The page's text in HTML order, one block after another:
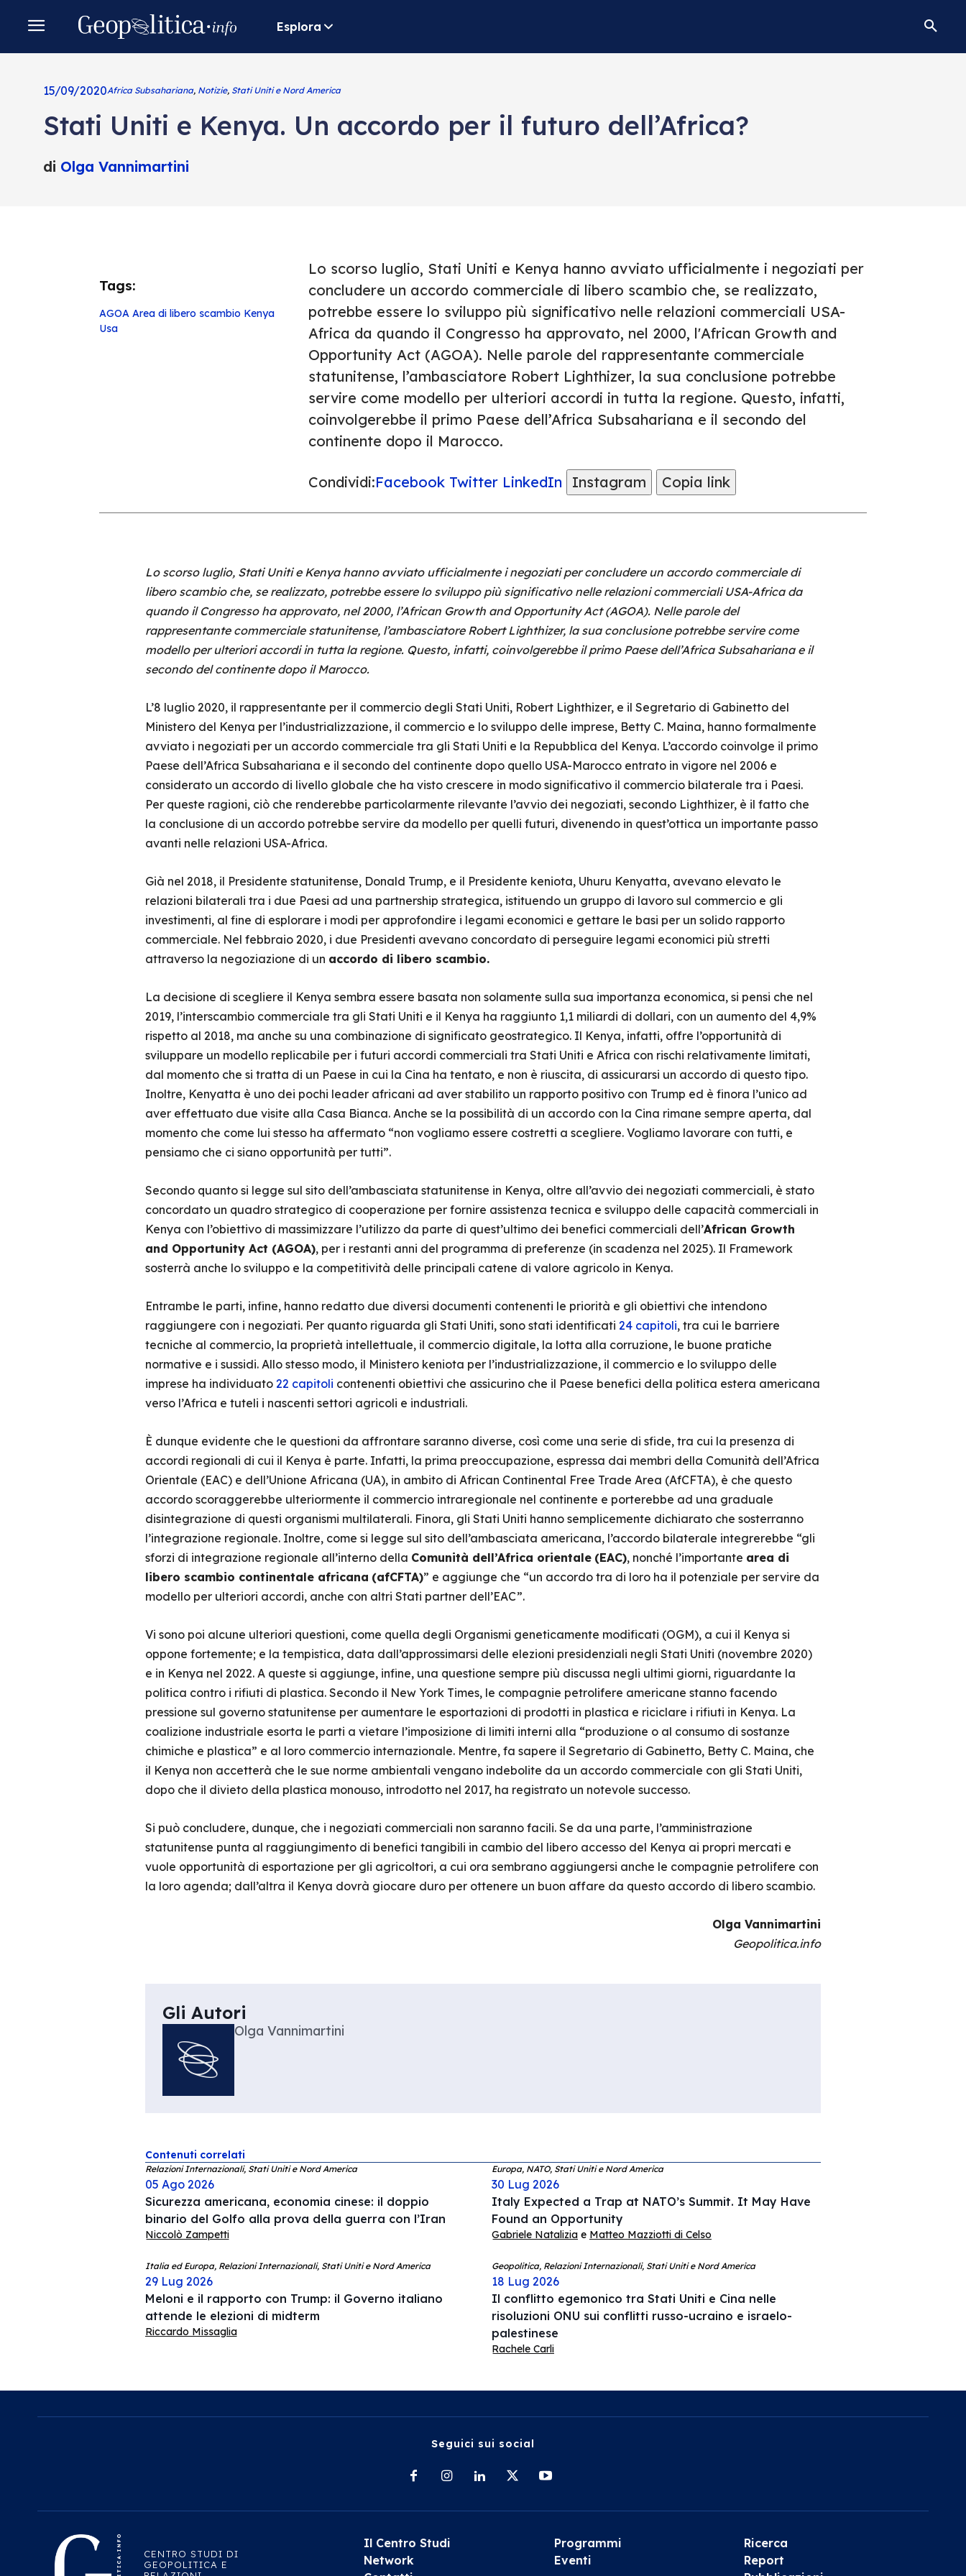
Esplora
15/09/2020Africa Subsahariana, Notizie, Stati Uniti e Nord America
Stati Uniti e Kenya. Un accordo per il futuro dell’Africa?
di Olga Vannimartini
Tags:
AGOA Area di libero scambio Kenya
Usa
Lo scorso luglio, Stati Uniti e Kenya hanno avviato ufficialmente i negoziati per
concludere un accordo commerciale di libero scambio che, se realizzato,
potrebbe essere lo sviluppo più significativo nelle relazioni commerciali USA-
Africa da quando il Congresso ha approvato, nel 2000, l'African Growth and
Opportunity Act (AGOA). Nelle parole del rappresentante commerciale
statunitense, l’ambasciatore Robert Lighthizer, la sua conclusione potrebbe
servire come modello per ulteriori accordi in tutta la regione. Questo, infatti,
coinvolgerebbe il primo Paese dell’Africa Subsahariana e il secondo del
continente dopo il Marocco.
Condividi:Facebook Twitter LinkedIn Instagram Copia link
Lo scorso luglio, Stati Uniti e Kenya hanno avviato ufficialmente i negoziati per concludere un accordo commerciale di
libero scambio che, se realizzato, potrebbe essere lo sviluppo più significativo nelle relazioni commerciali USA-Africa da
quando il Congresso ha approvato, nel 2000, l’African Growth and Opportunity Act (AGOA). Nelle parole del
rappresentante commerciale statunitense, l’ambasciatore Robert Lighthizer, la sua conclusione potrebbe servire come
modello per ulteriori accordi in tutta la regione. Questo, infatti, coinvolgerebbe il primo Paese dell’Africa Subsahariana e il
secondo del continente dopo il Marocco.
L’8 luglio 2020, il rappresentante per il commercio degli Stati Uniti, Robert Lighthizer, e il Segretario di Gabinetto del
Ministero del Kenya per l’industrializzazione, il commercio e lo sviluppo delle imprese, Betty C. Maina, hanno formalmente
avviato i negoziati per un accordo commerciale tra gli Stati Uniti e la Repubblica del Kenya. L’accordo coinvolge il primo
Paese dell’Africa Subsahariana e il secondo del continente dopo quello USA-Marocco entrato in vigore nel 2006 e
considerato un accordo di livello globale che ha visto crescere in modo significativo il commercio bilaterale tra i Paesi.
Per queste ragioni, ciò che renderebbe particolarmente rilevante l’avvio dei negoziati, secondo Lighthizer, è il fatto che
la conclusione di un accordo potrebbe servire da modello per quelli futuri, divenendo in quest’ottica un importante passo
avanti nelle relazioni USA-Africa.
Già nel 2018, il Presidente statunitense, Donald Trump, e il Presidente keniota, Uhuru Kenyatta, avevano elevato le
relazioni bilaterali tra i due Paesi ad una partnership strategica, istituendo un gruppo di lavoro sul commercio e gli
investimenti, al fine di esplorare i modi per approfondire i legami economici e gettare le basi per un solido rapporto
commerciale. Nel febbraio 2020, i due Presidenti avevano concordato di perseguire legami economici più stretti
attraverso la negoziazione di un accordo di libero scambio.
La decisione di scegliere il Kenya sembra essere basata non solamente sulla sua importanza economica, si pensi che nel
2019, l’interscambio commerciale tra gli Stati Uniti e il Kenya ha raggiunto 1,1 miliardi di dollari, con un aumento del 4,9%
rispetto al 2018, ma anche su una combinazione di significato geostrategico. Il Kenya, infatti, offre l’opportunità di
sviluppare un modello replicabile per i futuri accordi commerciali tra Stati Uniti e Africa con rischi relativamente limitati,
dal momento che si tratta di un Paese in cui la Cina ha tentato, e non è riuscita, di assicurarsi un accordo di questo tipo.
Inoltre, Kenyatta è uno dei pochi leader africani ad aver stabilito un rapporto positivo con Trump ed è finora l’unico ad
aver effettuato due visite alla Casa Bianca. Anche se la possibilità di un accordo con la Cina rimane sempre aperta, dal
momento che come lui stesso ha affermato “non vogliamo essere costretti a scegliere. Vogliamo lavorare con tutti, e
pensiamo che ci siano opportunità per tutti”.
Secondo quanto si legge sul sito dell’ambasciata statunitense in Kenya, oltre all’avvio dei negoziati commerciali, è stato
concordato un quadro strategico di cooperazione per fornire assistenza tecnica e sviluppo delle capacità commerciali in
Kenya con l’obiettivo di massimizzare l’utilizzo da parte di quest’ultimo dei benefici commerciali dell’African Growth
and Opportunity Act (AGOA), per i restanti anni del programma di preferenze (in scadenza nel 2025). Il Framework
sosterrà anche lo sviluppo e la competitività delle principali catene di valore agricolo in Kenya.
Entrambe le parti, infine, hanno redatto due diversi documenti contenenti le priorità e gli obiettivi che intendono
raggiungere con i negoziati. Per quanto riguarda gli Stati Uniti, sono stati identificati 24 capitoli, tra cui le barriere
tecniche al commercio, la proprietà intellettuale, il commercio digitale, la lotta alla corruzione, le buone pratiche
normative e i sussidi. Allo stesso modo, il Ministero keniota per l’industrializzazione, il commercio e lo sviluppo delle
imprese ha individuato 22 capitoli contenenti obiettivi che assicurino che il Paese benefici della politica estera americana
verso l’Africa e tuteli i nascenti settori agricoli e industriali.
È dunque evidente che le questioni da affrontare saranno diverse, così come una serie di sfide, tra cui la presenza di
accordi regionali di cui il Kenya è parte. Infatti, la prima preoccupazione, espressa dai membri della Comunità dell’Africa
Orientale (EAC) e dell’Unione Africana (UA), in ambito di African Continental Free Trade Area (AfCFTA), è che questo
accordo scoraggerebbe ulteriormente il commercio intraregionale nel continente e porterebbe ad una graduale
disintegrazione di questi organismi multilaterali. Finora, gli Stati Uniti hanno semplicemente dichiarato che sosterranno
l’integrazione regionale. Inoltre, come si legge sul sito dell’ambasciata americana, l’accordo bilaterale integrerebbe “gli
sforzi di integrazione regionale all’interno della Comunità dell’Africa orientale (EAC), nonché l’importante area di
libero scambio continentale africana (afCFTA)” e aggiunge che “un accordo tra di loro ha il potenziale per servire da
modello per ulteriori accordi, anche con altri Stati partner dell’EAC”.
Vi sono poi alcune ulteriori questioni, come quella degli Organismi geneticamente modificati (OGM), a cui il Kenya si
oppone fortemente; e la tempistica, data dall’approssimarsi delle elezioni presidenziali negli Stati Uniti (novembre 2020)
e in Kenya nel 2022. A queste si aggiunge, infine, una questione sempre più discussa negli ultimi giorni, riguardante la
politica contro i rifiuti di plastica. Secondo il New York Times, le compagnie petrolifere americane stanno facendo
pressione sul governo statunitense per aumentare le esportazioni di prodotti in plastica e riciclare i rifiuti in Kenya. La
coalizione industriale esorta le parti a vietare l’imposizione di limiti interni alla “produzione o al consumo di sostanze
chimiche e plastica” e al loro commercio internazionale. Mentre, fa sapere il Segretario di Gabinetto, Betty C. Maina, che
il Kenya non accetterà che le sue norme ambientali vengano indebolite da un accordo commerciale con gli Stati Uniti,
dopo che il divieto della plastica monouso, introdotto nel 2017, ha registrato un notevole successo.
Si può concludere, dunque, che i negoziati commerciali non saranno facili. Se da una parte, l’amministrazione
statunitense punta al raggiungimento di benefici tangibili in cambio del libero accesso del Kenya ai propri mercati e
vuole opportunità di esportazione per gli agricoltori, a cui ora sembrano aggiungersi anche le compagnie petrolifere con
la loro agenda; dall’altra il Kenya dovrà giocare duro per ottenere un buon affare da questo accordo di libero scambio.
Olga Vannimartini
Geopolitica.info
Gli Autori
Olga Vannimartini
Contenuti correlati
Relazioni Internazionali, Stati Uniti e Nord America
05 Ago 2026
Sicurezza americana, economia cinese: il doppio
binario del Golfo alla prova della guerra con l’Iran
Niccolò Zampetti
Europa, NATO, Stati Uniti e Nord America
30 Lug 2026
Italy Expected a Trap at NATO’s Summit. It May Have
Found an Opportunity
Gabriele Natalizia e Matteo Mazziotti di Celso
Italia ed Europa, Relazioni Internazionali, Stati Uniti e Nord America
29 Lug 2026
Meloni e il rapporto con Trump: il Governo italiano
attende le elezioni di midterm
Riccardo Missaglia
Geopolitica, Relazioni Internazionali, Stati Uniti e Nord America
18 Lug 2026
Il conflitto egemonico tra Stati Uniti e Cina nelle
risoluzioni ONU sui conflitti russo-ucraino e israelo-
palestinese
Rachele Carli
Seguici sui social
CENTRO STUDI DI
GEOPOLITICA E
Il Centro Studi
Network
Programmi
Eventi
Ricerca
Report